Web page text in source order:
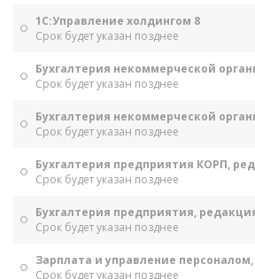
1С:Управление холдингом 8
Срок будет указан позднее
Бухгалтерия некоммерческой
Срок будет указан позднее
Бухгалтерия некоммерческой
Срок будет указан позднее
Бухгалтерия предприятия КОРП,
Срок будет указан позднее
Бухгалтерия предприятия,
Срок будет указан позднее
Зарплата и управление
Срок будет указан позднее